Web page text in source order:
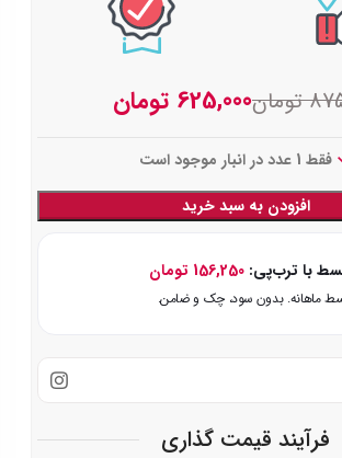
تومان625,000 تومان
فقط 1 عدد در انبار موجود است
افزودن به سبد خرید
با ترب‌پی: 156,250 تومان
فرآیند قیمت گذاری